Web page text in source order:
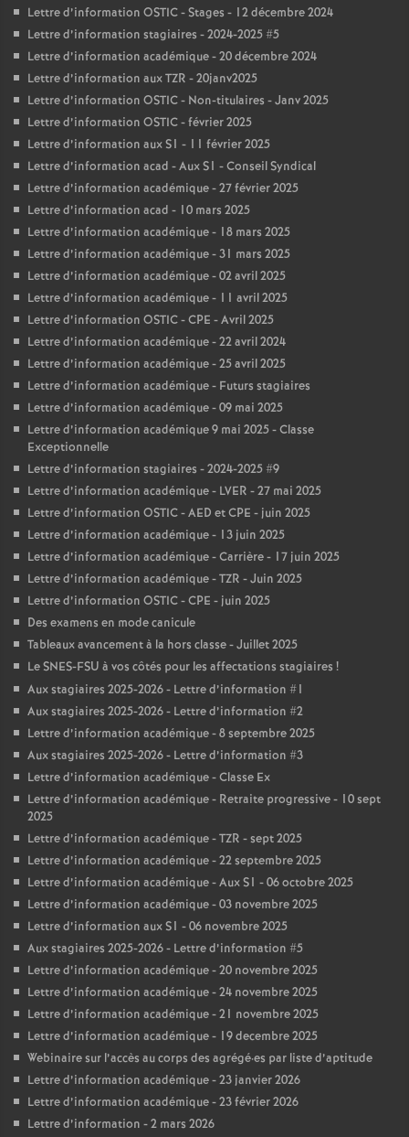
Lettre d’information OSTIC - Stages - 12 décembre 2024
Lettre d’information stagiaires - 2024-2025 #5
Lettre d’information académique - 20 décembre 2024
Lettre d’information aux TZR - 20janv2025
Lettre d’information OSTIC - Non-titulaires - Janv 2025
Lettre d’information OSTIC - février 2025
Lettre d’information aux S1 - 11 février 2025
Lettre d’information acad - Aux S1 - Conseil Syndical
Lettre d’information académique - 27 février 2025
Lettre d’information acad - 10 mars 2025
Lettre d’information académique - 18 mars 2025
Lettre d’information académique - 31 mars 2025
Lettre d’information académique - 02 avril 2025
Lettre d’information académique - 11 avril 2025
Lettre d’information OSTIC - CPE - Avril 2025
Lettre d’information académique - 22 avril 2024
Lettre d’information académique - 25 avril 2025
Lettre d’information académique - Futurs stagiaires
Lettre d’information académique - 09 mai 2025
Lettre d’information académique 9 mai 2025 - Classe
Exceptionnelle
Lettre d’information stagiaires - 2024-2025 #9
Lettre d’information académique - LVER - 27 mai 2025
Lettre d’information OSTIC - AED et CPE - juin 2025
Lettre d’information académique - 13 juin 2025
Lettre d’information académique - Carrière - 17 juin 2025
Lettre d’information académique - TZR - Juin 2025
Lettre d’information OSTIC - CPE - juin 2025
Des examens en mode canicule
Tableaux avancement à la hors classe - Juillet 2025
Le SNES-FSU à vos côtés pour les affectations stagiaires !
Aux stagiaires 2025-2026 - Lettre d’information #1
Aux stagiaires 2025-2026 - Lettre d’information #2
Lettre d’information académique - 8 septembre 2025
Aux stagiaires 2025-2026 - Lettre d’information #3
Lettre d’information académique - Classe Ex
Lettre d’information académique - Retraite progressive - 10 sept
2025
Lettre d’information académique - TZR - sept 2025
Lettre d’information académique - 22 septembre 2025
Lettre d’information académique - Aux S1 - 06 octobre 2025
Lettre d’information académique - 03 novembre 2025
Lettre d’information aux S1 - 06 novembre 2025
Aux stagiaires 2025-2026 - Lettre d’information #5
Lettre d’information académique - 20 novembre 2025
Lettre d’information académique - 24 novembre 2025
Lettre d’information académique - 21 novembre 2025
Lettre d’information académique - 19 decembre 2025
Webinaire sur l’accès au corps des agrégé·es par liste d’aptitude
Lettre d’information académique - 23 janvier 2026
Lettre d’information académique - 23 février 2026
Lettre d’information - 2 mars 2026